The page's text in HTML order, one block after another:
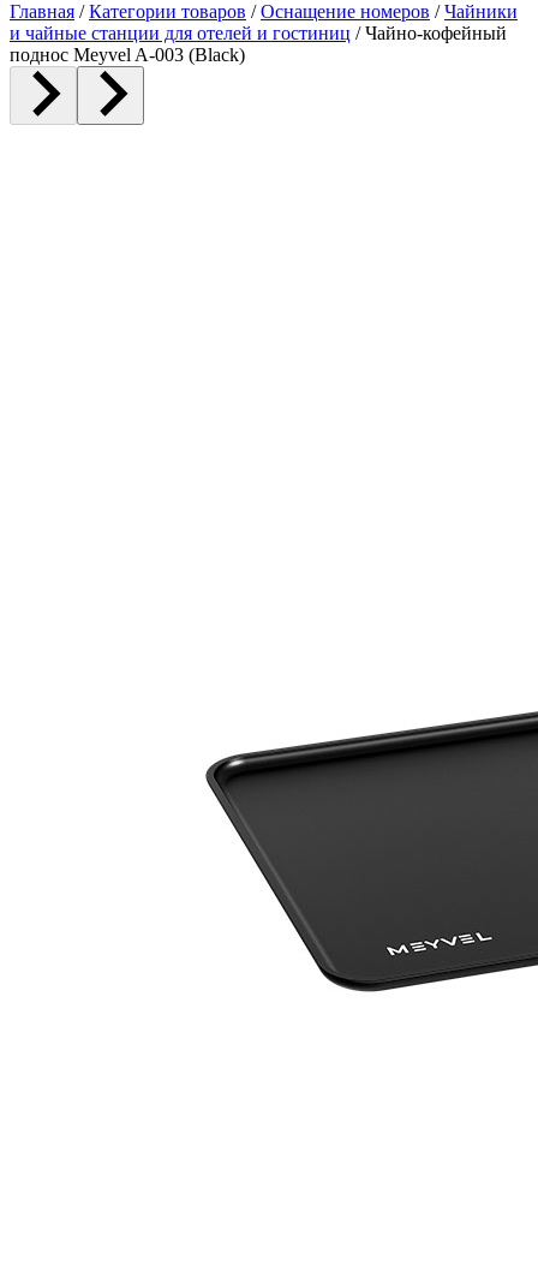
Главная / Категории товаров / Оснащение номеров / Чайники
и чайные станции для отелей и гостиниц / Чайно-кофейный
поднос Meyvel A-003 (Black)